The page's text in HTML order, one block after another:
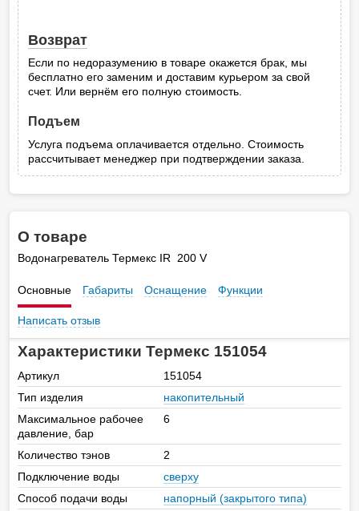
Возврат
Если по недоразумению в товаре окажется брак, мы
бесплатно его заменим и доставим курьером за свой
счет. Или вернём его полную стоимость.
Подъем
Услуга подъема оплачивается отдельно. Стоимость
рассчитывает менеджер при подтверждении заказа.
О товаре
Водонагреватель Термекс IR 200 V
Основные Габариты Оснащение Функции
Написать отзыв
Характеристики Термекс 151054
Артикул
151054
Тип изделия
накопительный
Максимальное рабочее
давление, бар
6
Количество тэнов
2
Подключение воды
сверху
Способ подачи воды
напорный (закрытого типа)